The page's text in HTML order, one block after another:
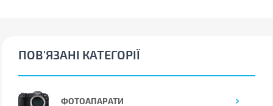
ПОВ'ЯЗАНІ КАТЕГОРІЇ
ФОТОАПАРАТИ